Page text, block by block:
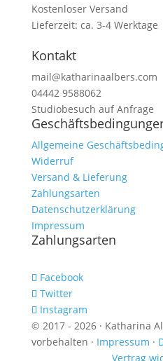
Kostenloser Versand
Lieferzeit: ca. 3-4 Werktage
Kontakt
mail@katharinaalbers.com
04442 9588062
Studiobesuch auf Anfrage
Allgemeine
Widerruf
Versand & Lieferung
Zahlungsarten
Datenschutzerklärung
Impressum
Zahlungsarten
Facebook
Twitter
Instagram
© 2017 - 2026 · Katharina
vorbehalten · Impressum ·
Vertrag